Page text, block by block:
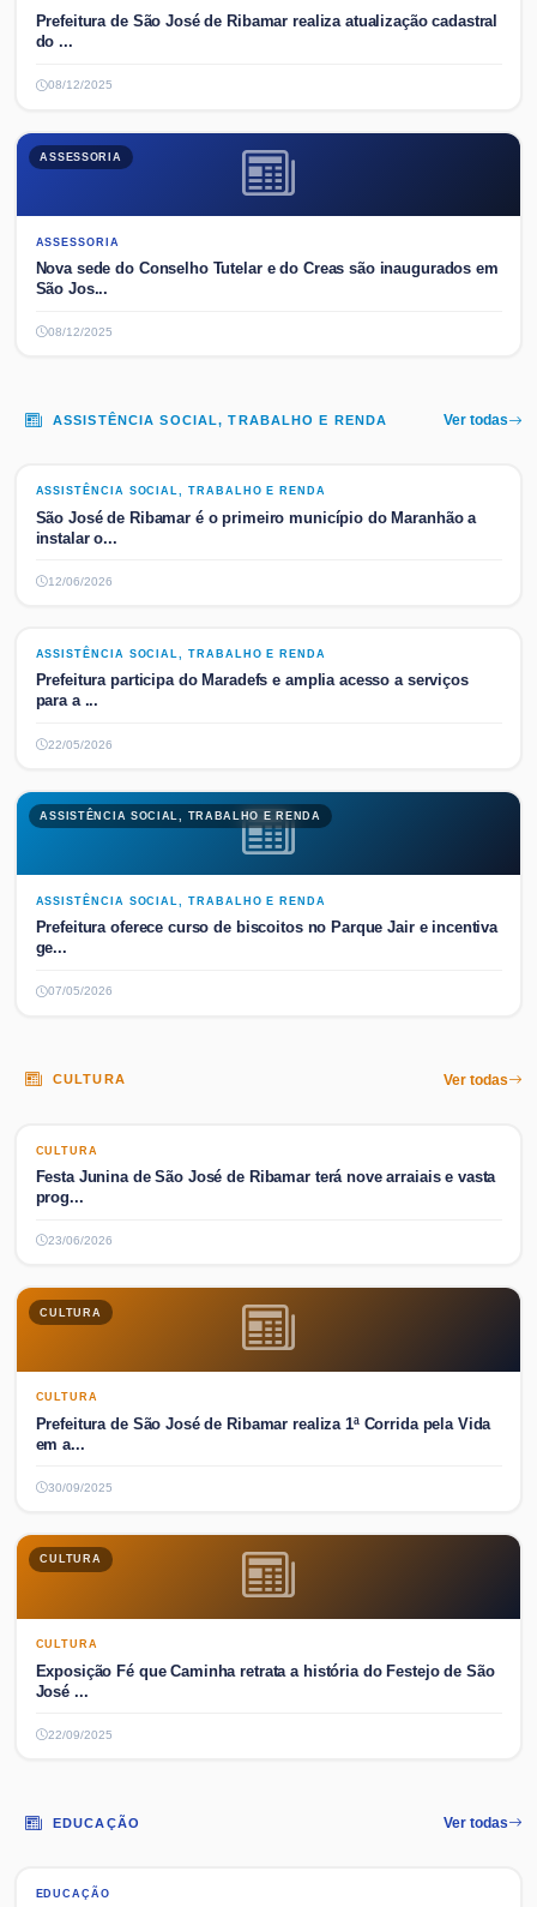
Prefeitura de São José de Ribamar realiza atualização cadastral
do ...
08/12/2025
ASSESSORIA
ASSESSORIA
Nova sede do Conselho Tutelar e do Creas são inaugurados em
São Jos...
08/12/2025
ASSISTÊNCIA SOCIAL, TRABALHO E RENDA Ver todas
ASSISTÊNCIA SOCIAL, TRABALHO E RENDA
ASSISTÊNCIA SOCIAL, TRABALHO E RENDA
São José de Ribamar é o primeiro município do Maranhão a
instalar o...
12/06/2026
ASSISTÊNCIA SOCIAL, TRABALHO E RENDA
ASSISTÊNCIA SOCIAL, TRABALHO E RENDA
Prefeitura participa do Maradefs e amplia acesso a serviços
para a ...
22/05/2026
ASSISTÊNCIA SOCIAL, TRABALHO E RENDA
ASSISTÊNCIA SOCIAL, TRABALHO E RENDA
Prefeitura oferece curso de biscoitos no Parque Jair e incentiva
ge...
07/05/2026
CULTURA Ver todas
CULTURA
CULTURA
Festa Junina de São José de Ribamar terá nove arraiais e vasta
prog...
23/06/2026
CULTURA
CULTURA
Prefeitura de São José de Ribamar realiza 1ª Corrida pela Vida
em a...
30/09/2025
CULTURA
CULTURA
Exposição Fé que Caminha retrata a história do Festejo de São
José ...
22/09/2025
EDUCAÇÃO Ver todas
EDUCAÇÃO
EDUCAÇÃO